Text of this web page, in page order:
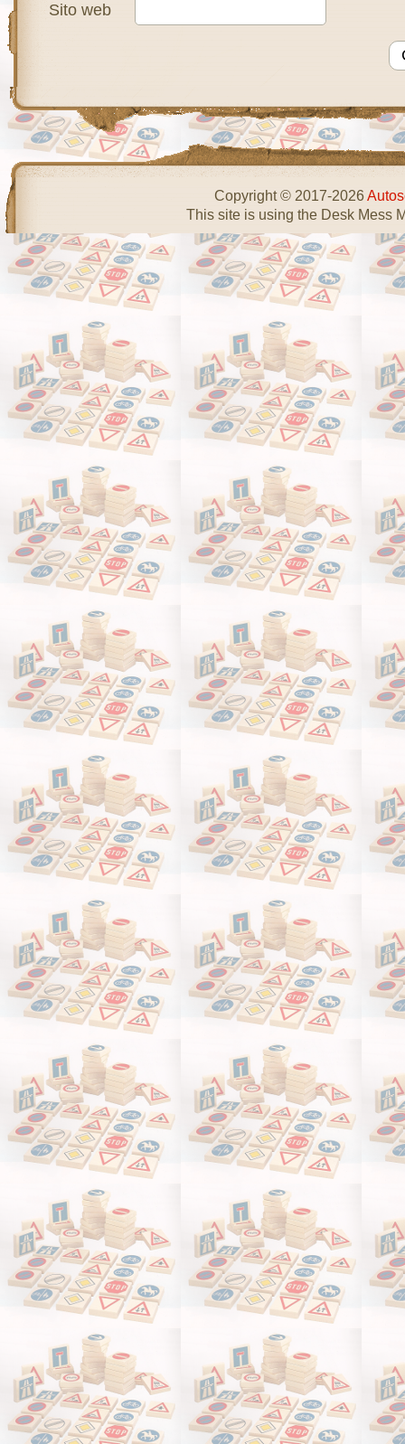
Sito web
Copyright © 2017-2026
This site is using the Desk Mess